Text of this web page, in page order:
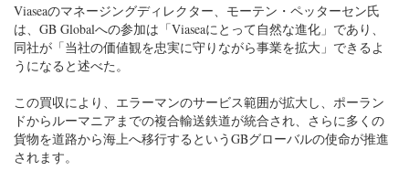
Viaseaのマネージングディレクター、モーテン・ペッターセン氏
は、GB Globalへの参加は「Viaseaにとって自然な進化」であり、
同社が「当社の価値観を忠実に守りながら事業を拡大」できるよ
うになると述べた。
この買収により、エラーマンのサービス範囲が拡大し、ポーラン
ドからルーマニアまでの複合輸送鉄道が統合され、さらに多くの
貨物を道路から海上へ移行するというGBグローバルの使命が推進
されます。